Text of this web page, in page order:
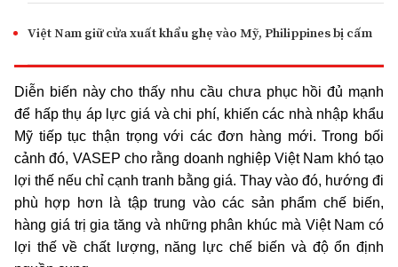
Việt Nam giữ cửa xuất khẩu ghẹ vào Mỹ, Philippines bị cấm
Diễn biến này cho thấy nhu cầu chưa phục hồi đủ mạnh
để hấp thụ áp lực giá và chi phí, khiến các nhà nhập khẩu
Mỹ tiếp tục thận trọng với các đơn hàng mới. Trong bối
cảnh đó, VASEP cho rằng doanh nghiệp Việt Nam khó tạo
lợi thế nếu chỉ cạnh tranh bằng giá. Thay vào đó, hướng đi
phù hợp hơn là tập trung vào các sản phẩm chế biến,
hàng giá trị gia tăng và những phân khúc mà Việt Nam có
lợi thế về chất lượng, năng lực chế biến và độ ổn định